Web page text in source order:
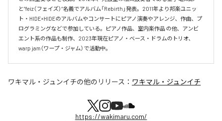
と”feiz（フェイズ）”名義でアルバム「Rebirth」発表。2011年より邦楽ユニッ
ト・HIDE×HIDEのアルバムやコンサートにピアノ演奏やアレンジ、作曲、プ
ログラミングなどで参加している。ピアノ作品、室内楽作品 の他、アンビ
エント系の作品も制作、2023年現在ピアノ・ベース・ドラムのトリオ、
warp jam（ワープ・ジャム）で活動中。
ワキマル・ジュンイチの他のリリース： ワキマル・ジュンイチ
https://wakimaru.com/